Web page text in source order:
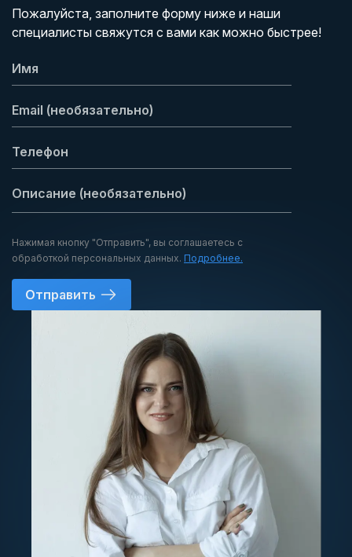
Пожалуйста, заполните форму ниже и наши
специалисты свяжутся с вами как можно быстрее!
Нажимая кнопку "Отправить", вы соглашаетесь с
обработкой персональных данных. Подробнее.
Отправить